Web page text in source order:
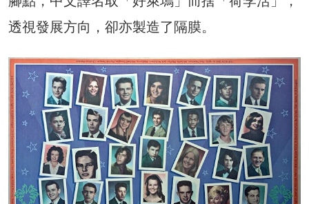
透視發展方向，卻亦製造了隔膜。